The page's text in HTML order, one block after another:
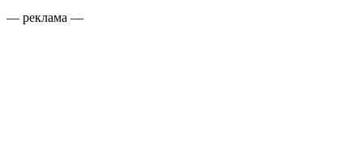
— реклама —